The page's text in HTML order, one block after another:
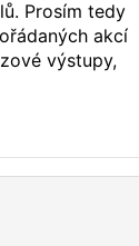
Prosím tedy
akcí
výstupy,